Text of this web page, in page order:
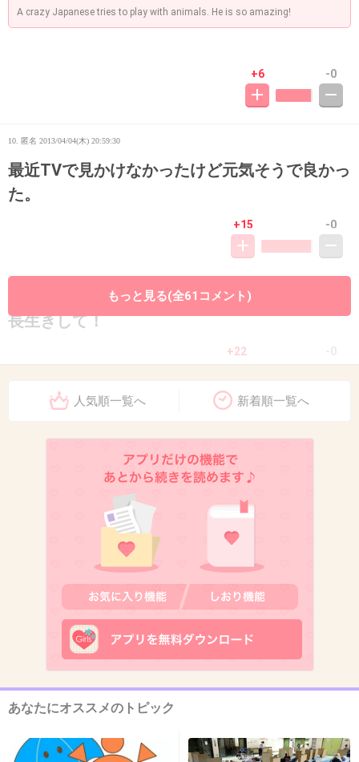
A crazy Japanese tries to play with animals. He is so amazing!
+6 -0
10. 匿名 2013/04/04(木) 20:59:30
最近TVで見かけなかったけど元気そうで良かっ
た。
+15 -0
2013/04/04(木) 20:59:44
長生きして！
+22
TVで放送もしたみたいだし。今じゃ流せないん
2013/04/04(木) 21:00:12
この調子で１００位まで長生きしてほしい
こんなに個性的な人っていないよなって思う。
もっと見る(全61コメント)
人気順一覧へ 新着順一覧へ
あなたにオススメのトピック